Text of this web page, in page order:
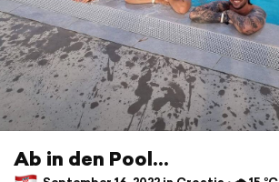
Ab in den Pool...